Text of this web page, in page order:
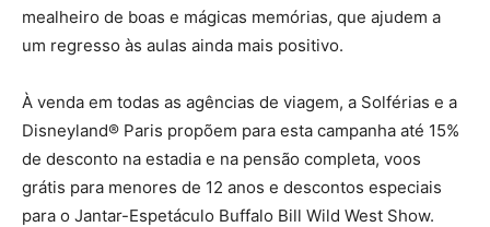
mealheiro de boas e mágicas memórias, que ajudem a
um regresso às aulas ainda mais positivo.
À venda em todas as agências de viagem, a Solférias e a
Disneyland® Paris propõem para esta campanha até 15%
de desconto na estadia e na pensão completa, voos
grátis para menores de 12 anos e descontos especiais
para o Jantar-Espetáculo Buffalo Bill Wild West Show.